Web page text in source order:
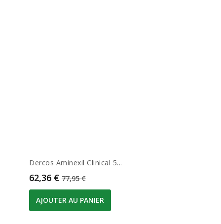
Dercos Aminexil Clinical 5...
Prix
62,36 € Prix de base
77,95 €
AJOUTER AU PANIER